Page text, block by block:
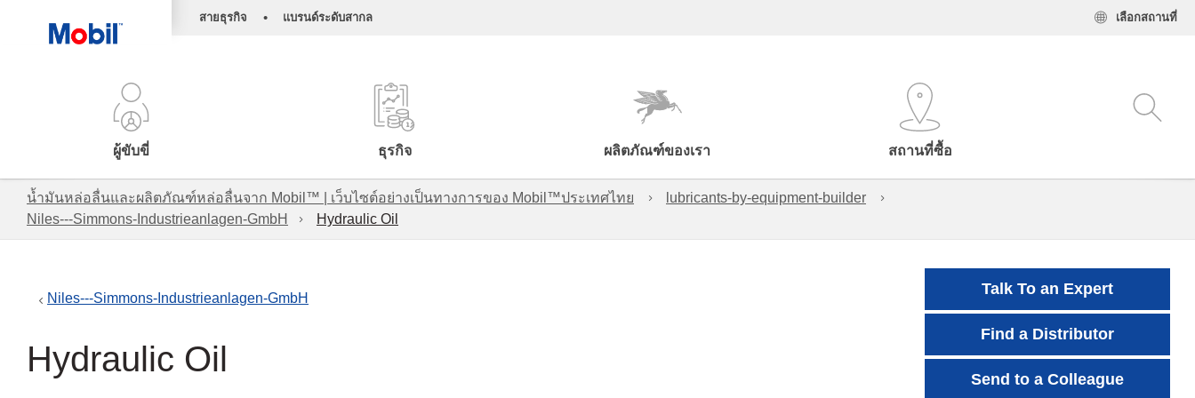
สายธุรกิจ • แบรนด์ระดับสากล เลือกสถานที่
ผู้ขับขี่ ธุรกิจ ผลิตภัณฑ์ของเรา สถานที่ซื้อ
น้ำมันหล่อลื่นและผลิตภัณฑ์หล่อลื่นจาก Mobil™ | เว็บไซต์อย่างเป็นทางการของ Mobil™ประเทศไทย
lubricants-by-equipment-builder
Niles---Simmons-Industrieanlagen-GmbH
Hydraulic Oil
Niles---Simmons-Industrieanlagen-GmbH
Hydraulic Oil
Talk To an Expert
Find a Distributor
Send to a Colleague